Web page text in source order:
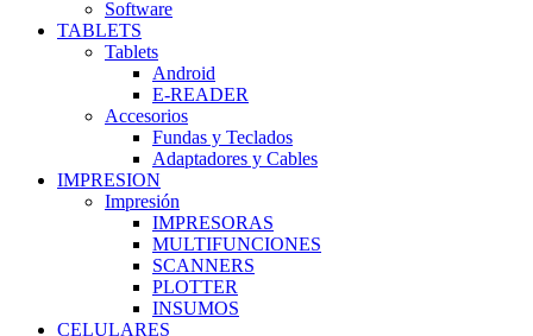
Software
TABLETS
Tablets
Android
E-READER
Accesorios
Fundas y Teclados
Adaptadores y Cables
IMPRESION
Impresión
IMPRESORAS
MULTIFUNCIONES
SCANNERS
PLOTTER
INSUMOS
CELULARES